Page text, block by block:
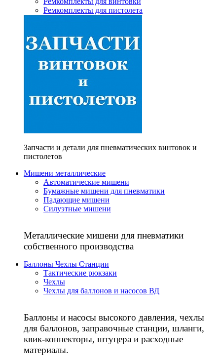
Ремкомплекты для пистолета
Запчасти и детали для пневматических винтовок и
пистолетов
Мишени металлические
Автоматические мишени
Бумажные мишени для пневматики
Падающие мишени
Силуэтные мишени
Металлические мишени для пневматики
собственного производства
Баллоны Чехлы Станции
Тактические рюкзаки
Чехлы
Чехлы для баллонов и насосов ВД
Баллоны и насосы высокого давления, чехлы
для баллонов, заправочные станции, шланги,
квик-коннекторы, штуцера и расходные
материалы.